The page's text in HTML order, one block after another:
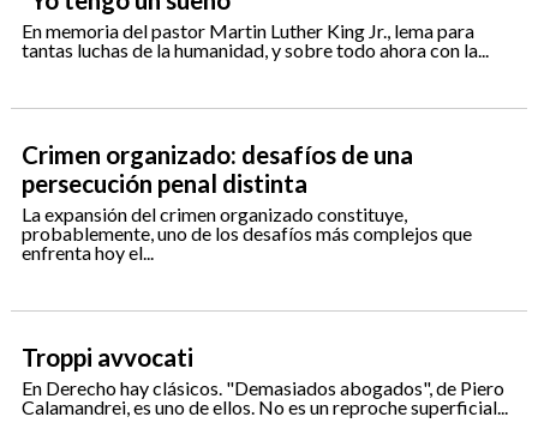
En memoria del pastor Martin Luther King Jr., lema para
tantas luchas de la humanidad, y sobre todo ahora con la...
Crimen organizado: desafíos de una
persecución penal distinta
La expansión del crimen organizado constituye,
probablemente, uno de los desafíos más complejos que
enfrenta hoy el...
Troppi avvocati
En Derecho hay clásicos. "Demasiados abogados", de Piero
Calamandrei, es uno de ellos. No es un reproche superficial...